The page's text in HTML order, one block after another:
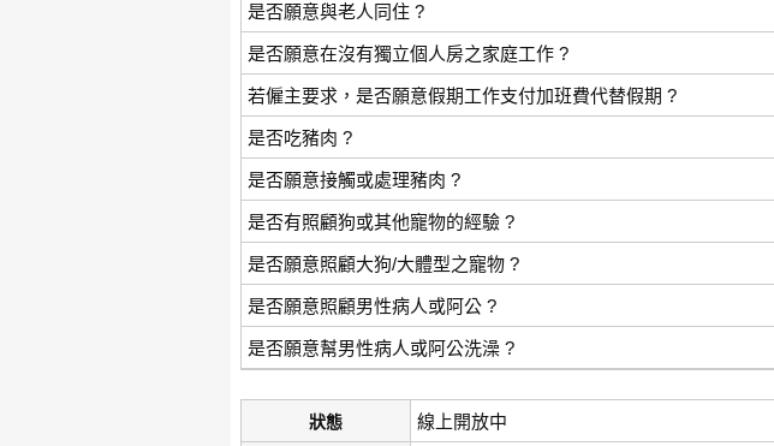
是否願意與老人同住 ?
是否願意在沒有獨立個人房之家庭工作 ?
若僱主要求，是否願意假期工作支付加班費代替假期 ?
是否吃豬肉 ?
是否願意接觸或處理豬肉 ?
是否有照顧狗或其他寵物的經驗 ?
是否願意照顧大狗/大體型之寵物 ?
是否願意照顧男性病人或阿公 ?
是否願意幫男性病人或阿公洗澡 ?
狀態 線上開放中